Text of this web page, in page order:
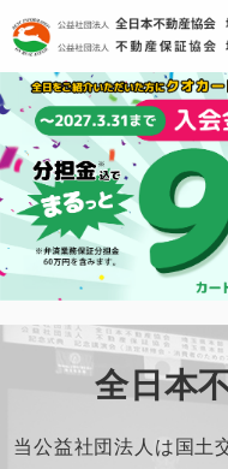
全日本
当公益社団法人は国土